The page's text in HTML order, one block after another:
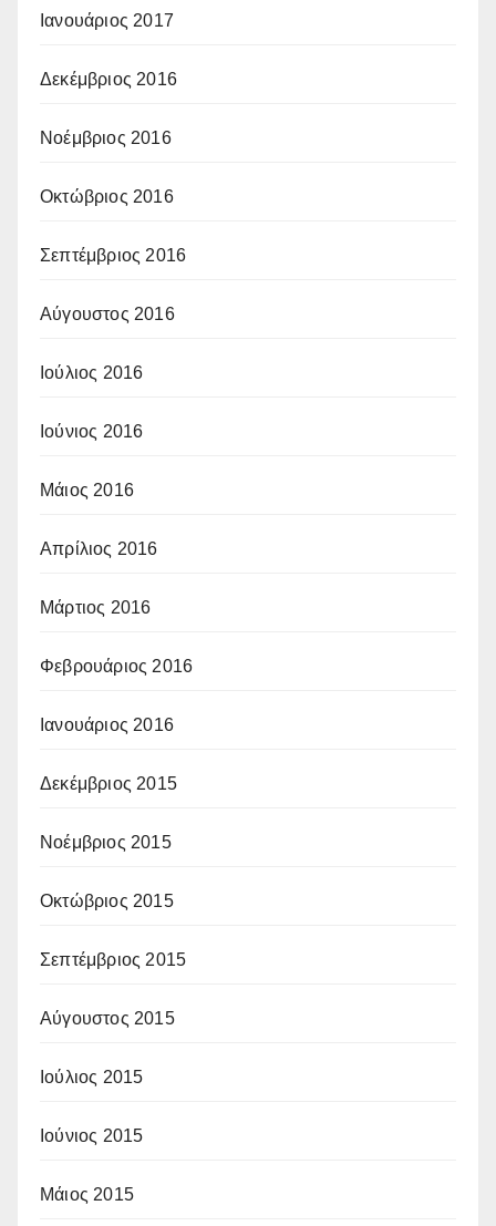
Ιανουάριος 2017
Δεκέμβριος 2016
Νοέμβριος 2016
Οκτώβριος 2016
Σεπτέμβριος 2016
Αύγουστος 2016
Ιούλιος 2016
Ιούνιος 2016
Μάιος 2016
Απρίλιος 2016
Μάρτιος 2016
Φεβρουάριος 2016
Ιανουάριος 2016
Δεκέμβριος 2015
Νοέμβριος 2015
Οκτώβριος 2015
Σεπτέμβριος 2015
Αύγουστος 2015
Ιούλιος 2015
Ιούνιος 2015
Μάιος 2015